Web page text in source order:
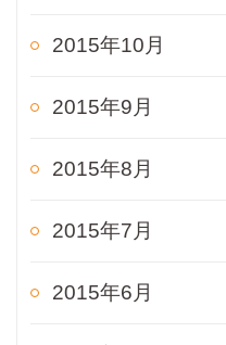
2015年10月
2015年9月
2015年8月
2015年7月
2015年6月